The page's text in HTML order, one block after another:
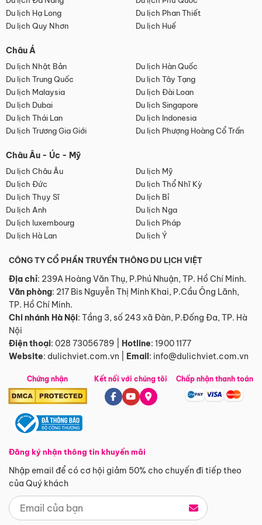
Du lịch Hạ Long
Du lịch Phan Thiết
Du lịch Quy Nhơn
Du lịch Huế
Châu Á
Du lịch Nhật Bản
Du lịch Hàn Quốc
Du lịch Trung Quốc
Du lịch Tây Tạng
Du lịch Malaysia
Du lịch Đài Loan
Du lịch Dubai
Du lịch Singapore
Du lịch Thái Lan
Du lịch Indonesia
Du lịch Trương Gia Giới
Du lịch Phượng Hoàng Cổ Trấn
Châu Âu - Úc - Mỹ
Du lịch Châu Âu
Du lịch Mỹ
Du lịch Đức
Du lịch Thổ Nhĩ Kỳ
Du lịch Thụy Sĩ
Du lịch Bỉ
Du lịch Anh
Du lịch Nga
Du lịch luxembourg
Du lịch Pháp
Du lịch Hà Lan
Du lịch Ý
CÔNG TY CỔ PHẦN TRUYỀN THÔNG DU LỊCH VIỆT
Địa chỉ: 239A Hoàng Văn Thụ, P.Phú Nhuận, TP. Hồ Chí Minh.
Văn phòng: 217 Bis Nguyễn Thị Minh Khai, P.Cầu Ông Lãnh,
TP. Hồ Chí Minh.
Chi nhánh Hà Nội: Tầng 3, số 243 xã Đàn, P.Đống Đa, TP. Hà
Nội
Điện thoại: 028 73056789 Hotline: 1900 1177
Website: dulichviet.com.vn Email: info@dulichviet.com.vn
Chứng nhận
Đăng ký nhận thông tin khuyến mãi
Nhập email để có cơ hội giảm 50% cho chuyến đi tiếp theo
của Quý khách
Kết nối với chúng tôi Chấp nhận thanh toán